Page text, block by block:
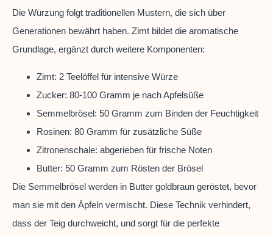
Die Würzung folgt traditionellen Mustern, die sich über
Generationen bewährt haben. Zimt bildet die aromatische
Grundlage, ergänzt durch weitere Komponenten:
Zimt: 2 Teelöffel für intensive Würze
Zucker: 80-100 Gramm je nach Apfelsüße
Semmelbrösel: 50 Gramm zum Binden der Feuchtigkeit
Rosinen: 80 Gramm für zusätzliche Süße
Zitronenschale: abgerieben für frische Noten
Butter: 50 Gramm zum Rösten der Brösel
Die Semmelbrösel werden in Butter goldbraun geröstet, bevor
man sie mit den Äpfeln vermischt. Diese Technik verhindert,
dass der Teig durchweicht, und sorgt für die perfekte